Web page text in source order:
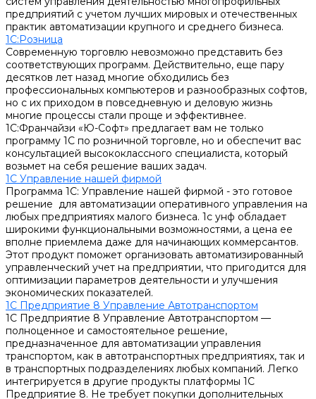
предприятий с учетом лучших мировых и отечественных
практик автоматизации крупного и среднего бизнеса.
1С:Розница
Современную торговлю невозможно представить без
соответствующих программ. Действительно, еще пару
десятков лет назад многие обходились без
профессиональных компьютеров и разнообразных софтов,
но с их приходом в повседневную и деловую жизнь
многие процессы стали проще и эффективнее.
1С:Франчайзи «Ю-Софт» предлагает вам не только
программу 1С по розничной торговле, но и обеспечит вас
консультацией высококлассного специалиста, который
возьмет на себя решение ваших задач.
1С Управление нашей фирмой
Программа 1С: Управление нашей фирмой - это готовое
решение для автоматизации оперативного управления на
любых предприятиях малого бизнеса. 1с унф обладает
широкими функциональными возможностями, а цена ее
вполне приемлема даже для начинающих коммерсантов.
Этот продукт поможет организовать автоматизированный
управленческий учет на предприятии, что пригодится для
оптимизации параметров деятельности и улучшения
экономических показателей.
1С Предприятие 8 Управление Автотранспортом
1С Предприятие 8 Управление Автотранспортом —
полноценное и самостоятельное решение,
предназначенное для автоматизации управления
транспортом, как в автотранспортных предприятиях, так и
в транспортных подразделениях любых компаний. Легко
интегрируется в другие продукты платформы 1С
Предприятие 8. Не требует покупки дополнительных